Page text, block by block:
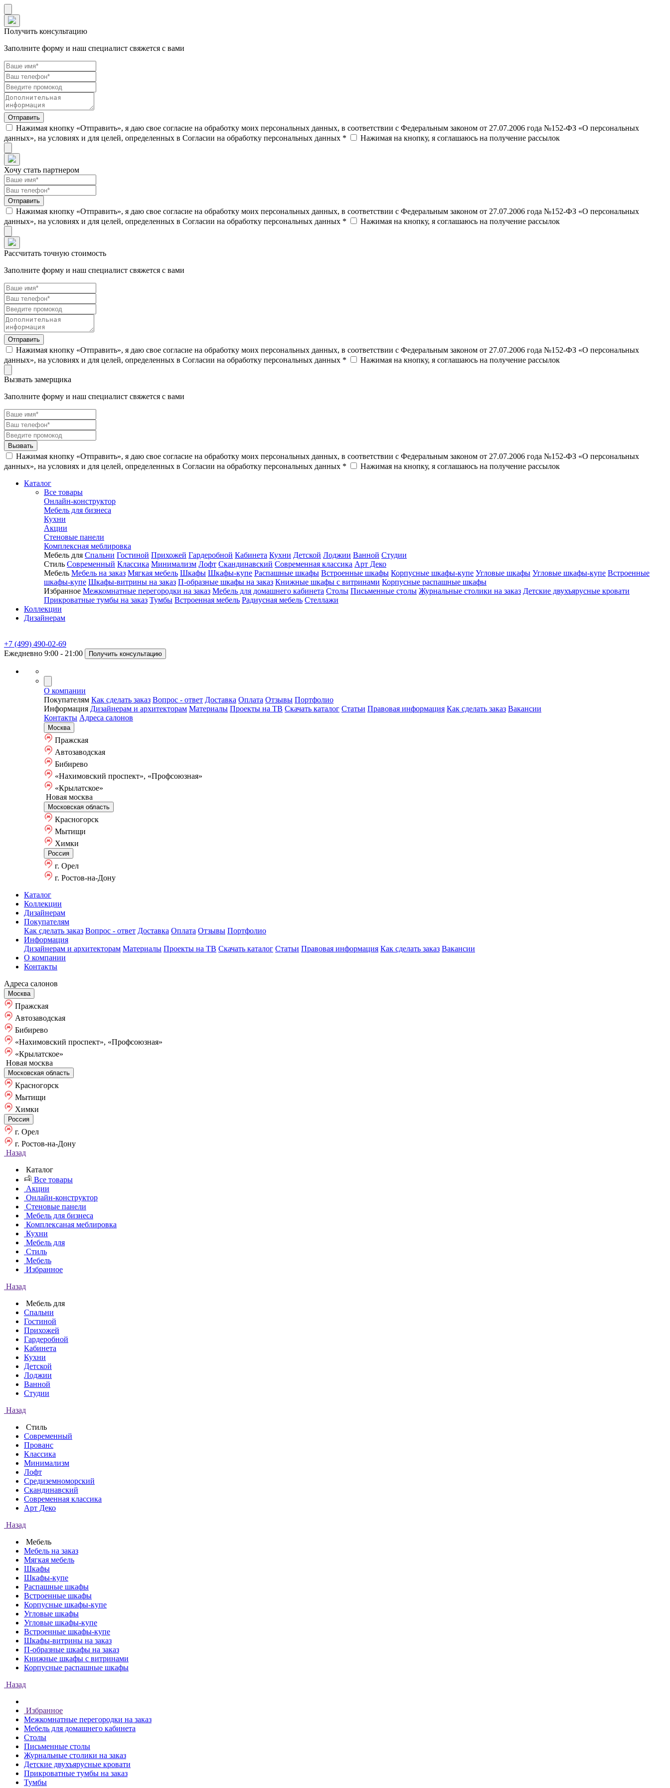
Получить консультацию
Заполните форму и наш специалист свяжется с вами
Нажимая кнопку «Отправить», я даю свое согласие на обработку моих персональных данных, в соответствии с Федеральным законом от 27.07.2006 года №152-ФЗ «О персональных
данных», на условиях и для целей, определенных в Согласии на обработку персональных данных *
Нажимая на кнопку, я соглашаюсь на получение рассылок
Хочу стать партнером
Нажимая кнопку «Отправить», я даю свое согласие на обработку моих персональных данных, в соответствии с Федеральным законом от 27.07.2006 года №152-ФЗ «О персональных
данных», на условиях и для целей, определенных в Согласии на обработку персональных данных *
Нажимая на кнопку, я соглашаюсь на получение рассылок
Рассчитать точную стоимость
Заполните форму и наш специалист свяжется с вами
Нажимая кнопку «Отправить», я даю свое согласие на обработку моих персональных данных, в соответствии с Федеральным законом от 27.07.2006 года №152-ФЗ «О персональных
данных», на условиях и для целей, определенных в Согласии на обработку персональных данных *
Нажимая на кнопку, я соглашаюсь на получение рассылок
Вызвать замерщика
Заполните форму и наш специалист свяжется с вами
Нажимая кнопку «Отправить», я даю свое согласие на обработку моих персональных данных, в соответствии с Федеральным законом от 27.07.2006 года №152-ФЗ «О персональных
данных», на условиях и для целей, определенных в Согласии на обработку персональных данных *
Нажимая на кнопку, я соглашаюсь на получение рассылок
Каталог
Все товары
Онлайн-конструктор
Мебель для бизнеса
Кухни
Акции
Стеновые панели
Комплексная меблировка
Мебель для Спальни Гостиной Прихожей Гардеробной Кабинета Кухни Детской Лоджии Ванной Студии
Стиль Современный Классика Минимализм Лофт Скандинавский Современная классика Арт Деко
Мебель Мебель на заказ Мягкая мебель Шкафы Шкафы-купе Распашные шкафы Встроенные шкафы Корпусные шкафы-купе Угловые шкафы Угловые шкафы-купе Встроенные
шкафы-купе Шкафы-витрины на заказ П-образные шкафы на заказ Книжные шкафы с витринами Корпусные распашные шкафы
Избранное Межкомнатные перегородки на заказ Мебель для домашнего кабинета Столы Письменные столы Журнальные столики на заказ Детские двухъярусные кровати
Прикроватные тумбы на заказ Тумбы Встроенная мебель Радиусная мебель Стеллажи
Коллекции
Дизайнерам
+7 (499) 490-02-69
Ежедневно 9:00 - 21:00
Получить консультацию
О компании
Покупателям Как сделать заказ Вопрос - ответ Доставка Оплата Отзывы Портфолио
Информация Дизайнерам и архитекторам Материалы Проекты на ТВ Скачать каталог Статьи Правовая информация Как сделать заказ Вакансии
Контакты Адреса салонов
Москва
Пражская
Автозаводская
Бибирево
«Нахимовский проспект», «Профсоюзная»
«Крылатское»
Новая москва
Московская область
Красногорск
Мытищи
Химки
Россия
г. Орел
г. Ростов-на-Дону
Каталог
Коллекции
Дизайнерам
Покупателям
Как сделать заказ Вопрос - ответ Доставка Оплата Отзывы Портфолио
Информация
Дизайнерам и архитекторам Материалы Проекты на ТВ Скачать каталог Статьи Правовая информация Как сделать заказ Вакансии
О компании
Контакты
Адреса салонов
Москва
Пражская
Автозаводская
Бибирево
«Нахимовский проспект», «Профсоюзная»
«Крылатское»
Новая москва
Московская область
Красногорск
Мытищи
Химки
Россия
г. Орел
г. Ростов-на-Дону
Назад
Каталог
Все товары
Акции
Онлайн-конструктор
Стеновые панели
Мебель для бизнеса
Комплексаная меблировка
Кухни
Мебель для
Стиль
Мебель
Избранное
Назад
Мебель для
Спальни
Гостиной
Прихожей
Гардеробной
Кабинета
Кухни
Детской
Лоджии
Ванной
Студии
Назад
Стиль
Современный
Прованс
Классика
Минимализм
Лофт
Средиземноморский
Скандинавский
Современная классика
Арт Деко
Назад
Мебель
Мебель на заказ
Мягкая мебель
Шкафы
Шкафы-купе
Распашные шкафы
Встроенные шкафы
Корпусные шкафы-купе
Угловые шкафы
Угловые шкафы-купе
Встроенные шкафы-купе
Шкафы-витрины на заказ
П-образные шкафы на заказ
Книжные шкафы с витринами
Корпусные распашные шкафы
Назад
Избранное
Межкомнатные перегородки на заказ
Мебель для домашнего кабинета
Столы
Письменные столы
Журнальные столики на заказ
Детские двухъярусные кровати
Прикроватные тумбы на заказ
Тумбы